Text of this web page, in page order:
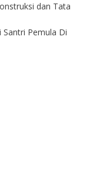
dan Tata
Santri Pemula Di